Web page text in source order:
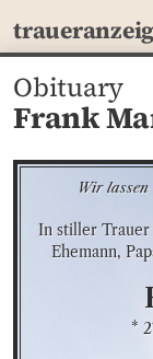
Obituary
Frank
Wir
In stiller Trauer
Ehemann,
*